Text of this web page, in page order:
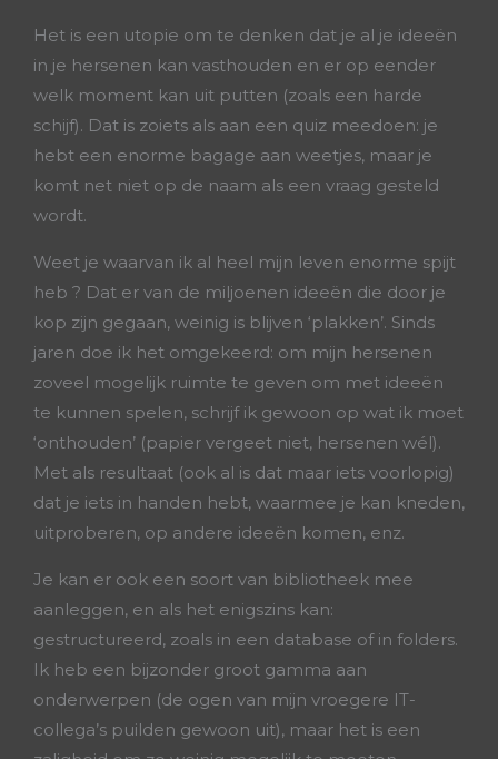
Het is een utopie om te denken dat je al je ideeën
in je hersenen kan vasthouden en er op eender
welk moment kan uit putten (zoals een harde
schijf). Dat is zoiets als aan een quiz meedoen: je
hebt een enorme bagage aan weetjes, maar je
komt net niet op de naam als een vraag gesteld
wordt.
Weet je waarvan ik al heel mijn leven enorme spijt
heb ? Dat er van de miljoenen ideeën die door je
kop zijn gegaan, weinig is blijven ‘plakken’. Sinds
jaren doe ik het omgekeerd: om mijn hersenen
zoveel mogelijk ruimte te geven om met ideeën
te kunnen spelen, schrijf ik gewoon op wat ik moet
‘onthouden’ (papier vergeet niet, hersenen wél).
Met als resultaat (ook al is dat maar iets voorlopig)
dat je iets in handen hebt, waarmee je kan kneden,
uitproberen, op andere ideeën komen, enz.
Je kan er ook een soort van bibliotheek mee
aanleggen, en als het enigszins kan:
gestructureerd, zoals in een database of in folders.
Ik heb een bijzonder groot gamma aan
onderwerpen (de ogen van mijn vroegere IT-
collega’s puilden gewoon uit), maar het is een